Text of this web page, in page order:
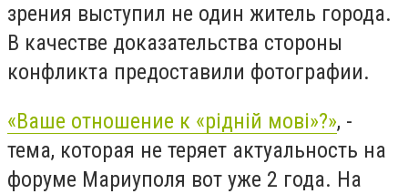
зрения выступил не один житель города.
В качестве доказательства стороны
конфликта предоставили фотографии.
«Ваше отношение к «рідній мові»?», -
тема, которая не теряет актуальность на
форуме Мариуполя вот уже 2 года. На